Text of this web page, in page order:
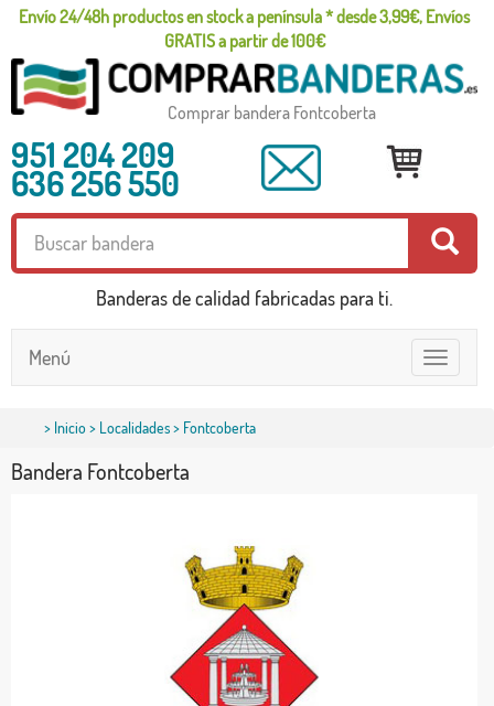
Envío 24/48h productos en stock a península * desde 3,99€, Envíos
GRATIS a partir de 100€
Comprar bandera Fontcoberta
951 204 209
636 256 550
Banderas de calidad fabricadas para ti.
Toggle
navigation
Menú
> Inicio> Localidades> Fontcoberta
Bandera Fontcoberta